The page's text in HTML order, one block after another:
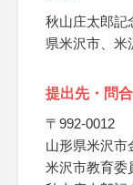
秋山庄太郎記
県米沢市、米
提出先・問
〒992-0012
山形県米沢市
米沢市教育委